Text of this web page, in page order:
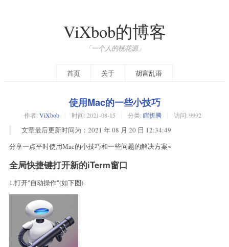
ViXbob的博客
「一个人的桃花源」
首页 关于 胡言乱语
使用Mac的一些小技巧
作者: ViXbob 时间: 2021-08-15 分类: 瞎折腾 访问: 9992
文章最后更新时间为：2021 年 08 月 20 日 12:34:49
分享一点平时使用Mac的小技巧和一些问题的解决方案~
全局快捷键打开新的iTerm窗口
1.打开"自动操作"(如下图)